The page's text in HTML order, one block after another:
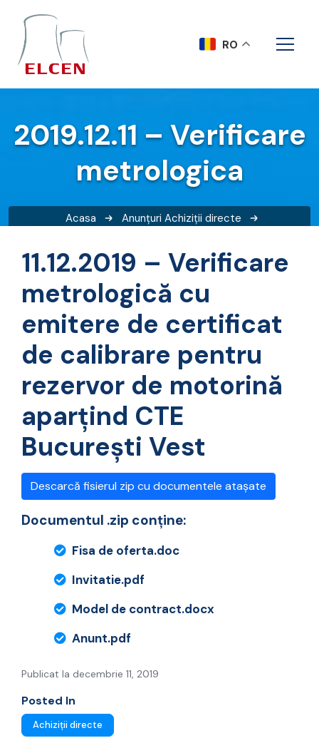
2019.12.11 – Verificare
metrologica
Acasa Anunțuri Achiziții directe
11.12.2019 – Verificare
metrologică cu
emitere de certificat
de calibrare pentru
rezervor de motorină
aparţind CTE
Bucureşti Vest
Descarcă fisierul zip cu documentele atașate
Documentul .zip conține:
Fisa de oferta.doc
Invitatie.pdf
Model de contract.docx
Anunt.pdf
Publicat la decembrie 11, 2019
Posted In
Achiziții directe
RO